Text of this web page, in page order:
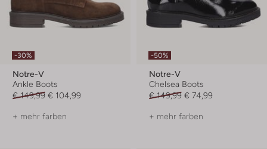
-30%
Notre-V
Ankle Boots
€ 149,99 € 104,99
+ mehr farben
-50%
Notre-V
Chelsea Boots
€ 149,99 € 74,99
+ mehr farben